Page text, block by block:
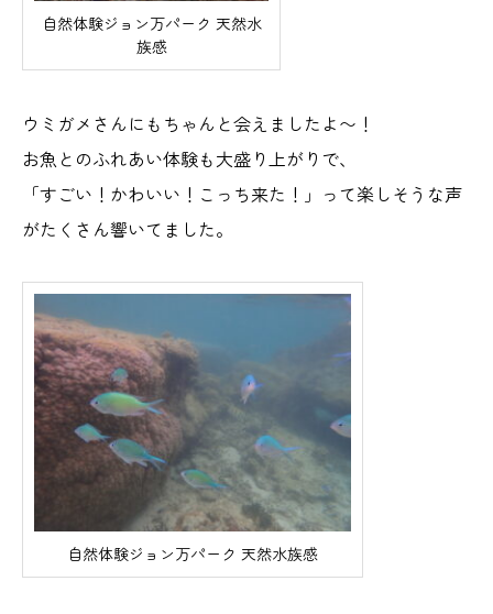
自然体験ジョン万パーク 天然水
族感
ウミガメさんにもちゃんと会えましたよ〜！
お魚とのふれあい体験も大盛り上がりで、
「すごい！かわいい！こっち来た！」って楽しそうな声
がたくさん響いてました。
自然体験ジョン万パーク 天然水族感